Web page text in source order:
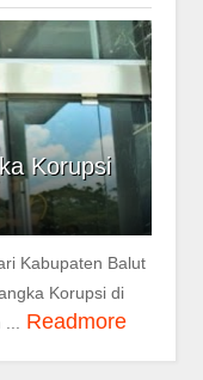
Korupsi
Kabupaten Balut
Korupsi di
Readmore